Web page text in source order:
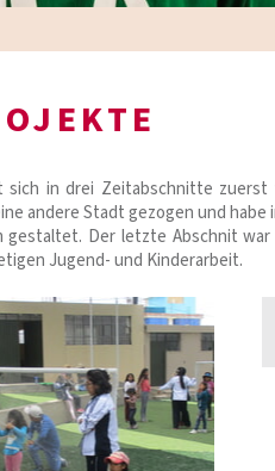
in drei Zeitabschnitte zuerst
andere Stadt gezogen und habe
gestaltet. Der letzte Abschnit
Jugend- und Kinderarbeit.